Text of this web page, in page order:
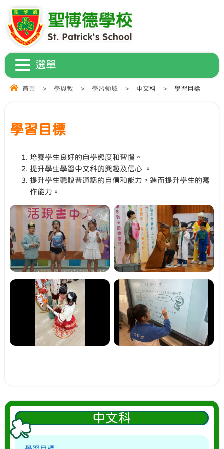
首頁 > 學與教 > 學習領域 > 中文科 > 學習目標
學習目標
培養學生良好的自學態度和習慣。
提升學生學習中文科的興趣及信心 。
提升學生聽說普通話的自信和能力，進而提升學生的寫
作能力。
中文科